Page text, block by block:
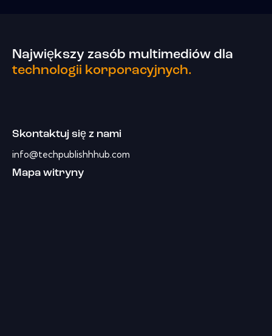
Największy zasób multimediów dla
technologii korporacyjnych.
Skontaktuj się z nami
info@techpublishhhub.com
Mapa witryny